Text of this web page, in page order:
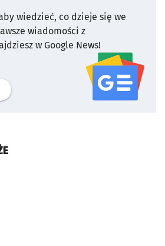
wiedzieć, co dzieje się we
wiadomości z
w Google News!
serwisu